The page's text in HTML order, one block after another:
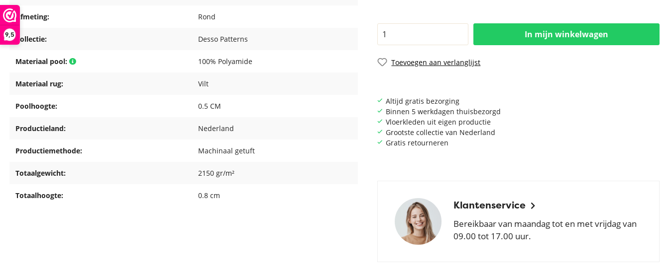
9,5 In mijn winkelwagen
Toevoegen aan verlanglijst
Altijd gratis bezorging
Binnen 5 werkdagen thuisbezorgd
Vloerkleden uit eigen productie
Grootste collectie van Nederland
Gratis retourneren
Klantenservice
Bereikbaar van maandag tot en met vrijdag van
09.00 tot 17.00 uur.
Afmeting: Rond
Collectie: Desso Patterns
Materiaal pool: 100% Polyamide
Materiaal rug: Vilt
Poolhoogte: 0.5 CM
Productieland: Nederland
Productiemethode: Machinaal getuft
Totaalgewicht: 2150 gr/m²
Totaalhoogte: 0.8 cm